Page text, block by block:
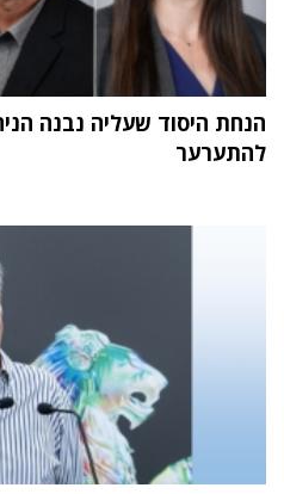
הנחת היסוד שעליה נבנה
להתערער